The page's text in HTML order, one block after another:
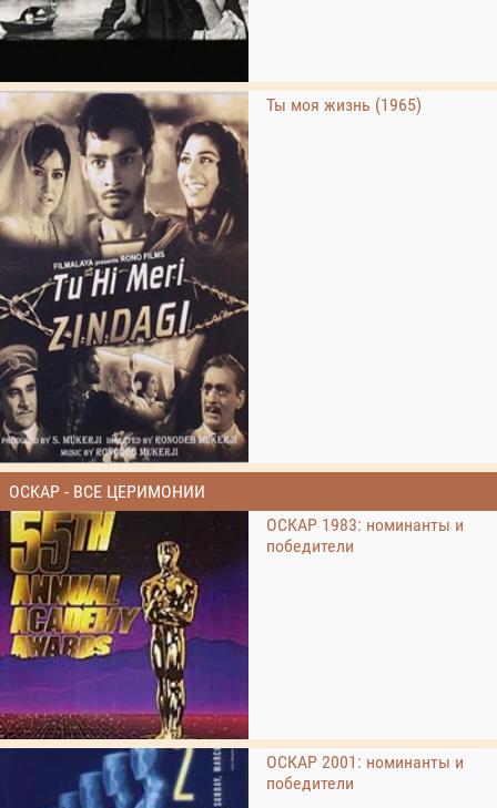
Ты моя жизнь (1965)
ОСКАР - ВСЕ ЦЕРИМОНИИ
ОСКАР 1983: номинанты и
победители
ОСКАР 2001: номинанты и
победители